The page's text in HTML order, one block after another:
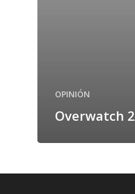
OPINIÓN
Overwatch 2